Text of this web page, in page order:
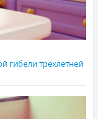
гибели трехлетней